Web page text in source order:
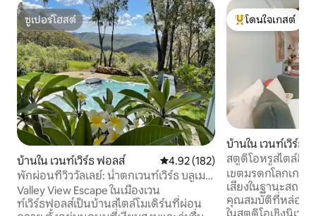
ซูเปอร์โฮสต์
ซูเปอร์โฮสต์
บ้านใน เวนท์เวิร์ธ ฟอลส์ คะแนนเฉลี่ย 4.92 จาก 5, 182 รีวิว
4.92 (182)
พักผ่อนที่วิววัลเลย์: น้ำตกเวนท์เวิร์ธ บลูเมา
น์เทนส์
Valley View Escape ในเมืองเวน
ท์เวิร์ธฟอลส์เป็นบ้านสไตล์โมเดิร์นที่ผ่อน
โดนใจเกสต์ที่สุด
โดนใจเกสต์
บ้านใน เวนท์เวิร์ธ
สตูดิโอหรูสไตล์อีโ
เขตมรดกโลกเกร
เสียงในฐานะสถานที่บำบัด
คุณสมบัติที่หล่อเ